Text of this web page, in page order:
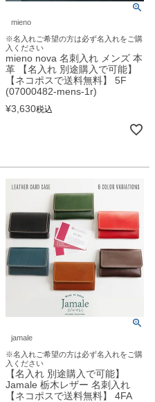
mieno
※名入れご希望の方は必ず名入れをご購
入ください
mieno nova 名刺入れ メンズ 本
革 【名入れ 別途購入で可能】
【ネコポスで送料無料】 5F
(07000482-mens-1r)
¥3,630税込
jamale
※名入れご希望の方は必ず名入れをご購
入ください
【名入れ 別途購入で可能】
Jamale 栃木レザー 名刺入れ
【ネコポスで送料無料】 4FA